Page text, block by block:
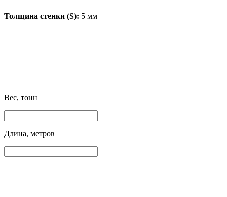
Толщина стенки (S): 5 мм
Вес, тонн
Длина, метров